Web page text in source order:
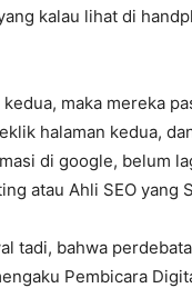
kalau lihat di
maka mereka
halaman kedua,
di google, belum
atau Ahli SEO yang
tadi, bahwa
Pembicara